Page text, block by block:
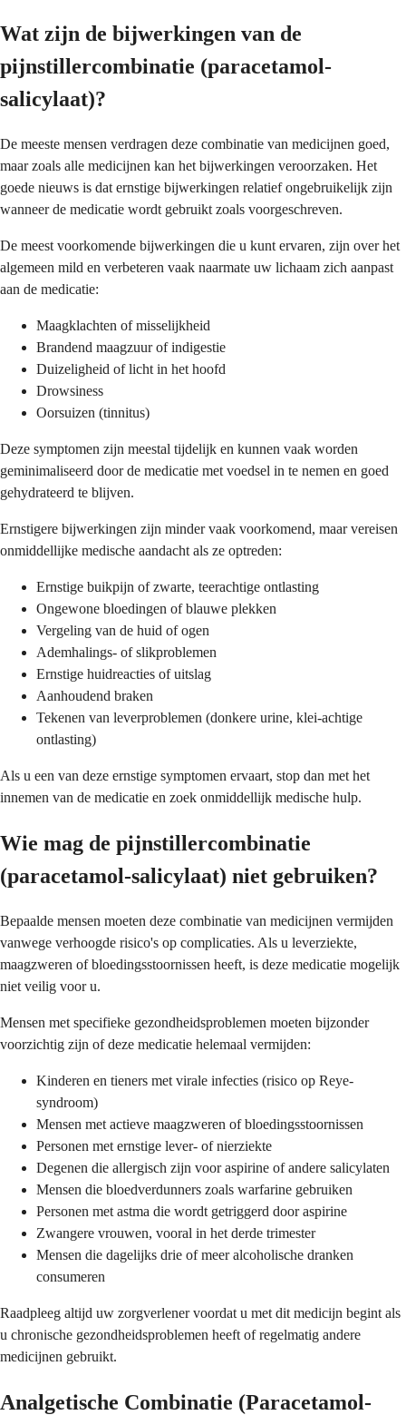
Wat zijn de bijwerkingen van de
pijnstillercombinatie (paracetamol-
salicylaat)?
De meeste mensen verdragen deze combinatie van medicijnen goed,
maar zoals alle medicijnen kan het bijwerkingen veroorzaken. Het
goede nieuws is dat ernstige bijwerkingen relatief ongebruikelijk zijn
wanneer de medicatie wordt gebruikt zoals voorgeschreven.
De meest voorkomende bijwerkingen die u kunt ervaren, zijn over het
algemeen mild en verbeteren vaak naarmate uw lichaam zich aanpast
aan de medicatie:
Maagklachten of misselijkheid
Brandend maagzuur of indigestie
Duizeligheid of licht in het hoofd
Drowsiness
Oorsuizen (tinnitus)
Deze symptomen zijn meestal tijdelijk en kunnen vaak worden
geminimaliseerd door de medicatie met voedsel in te nemen en goed
gehydrateerd te blijven.
Ernstigere bijwerkingen zijn minder vaak voorkomend, maar vereisen
onmiddellijke medische aandacht als ze optreden:
Ernstige buikpijn of zwarte, teerachtige ontlasting
Ongewone bloedingen of blauwe plekken
Vergeling van de huid of ogen
Ademhalings- of slikproblemen
Ernstige huidreacties of uitslag
Aanhoudend braken
Tekenen van leverproblemen (donkere urine, klei-achtige
ontlasting)
Als u een van deze ernstige symptomen ervaart, stop dan met het
innemen van de medicatie en zoek onmiddellijk medische hulp.
Wie mag de pijnstillercombinatie
(paracetamol-salicylaat) niet gebruiken?
Bepaalde mensen moeten deze combinatie van medicijnen vermijden
vanwege verhoogde risico's op complicaties. Als u leverziekte,
maagzweren of bloedingsstoornissen heeft, is deze medicatie mogelijk
niet veilig voor u.
Mensen met specifieke gezondheidsproblemen moeten bijzonder
voorzichtig zijn of deze medicatie helemaal vermijden:
Kinderen en tieners met virale infecties (risico op Reye-
syndroom)
Mensen met actieve maagzweren of bloedingsstoornissen
Personen met ernstige lever- of nierziekte
Degenen die allergisch zijn voor aspirine of andere salicylaten
Mensen die bloedverdunners zoals warfarine gebruiken
Personen met astma die wordt getriggerd door aspirine
Zwangere vrouwen, vooral in het derde trimester
Mensen die dagelijks drie of meer alcoholische dranken
consumeren
Raadpleeg altijd uw zorgverlener voordat u met dit medicijn begint als
u chronische gezondheidsproblemen heeft of regelmatig andere
medicijnen gebruikt.
Analgetische Combinatie (Paracetamol-